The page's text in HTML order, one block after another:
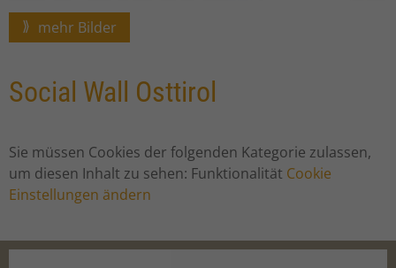
mehr Bilder
Social Wall Osttirol
Sie müssen Cookies der folgenden Kategorie zulassen,
um diesen Inhalt zu sehen: Funktionalität Cookie
Einstellungen ändern